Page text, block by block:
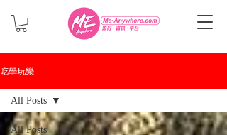
吃學玩樂
All Posts
All Posts